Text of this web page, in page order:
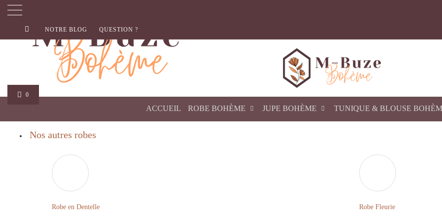
0
NOTRE BLOG QUESTION ?
ACCUEIL ROBE BOHÈME JUPE BOHÈME TUNIQUE & BLOUSE
Nos autres robes
Robe en Dentelle Robe Fleurie